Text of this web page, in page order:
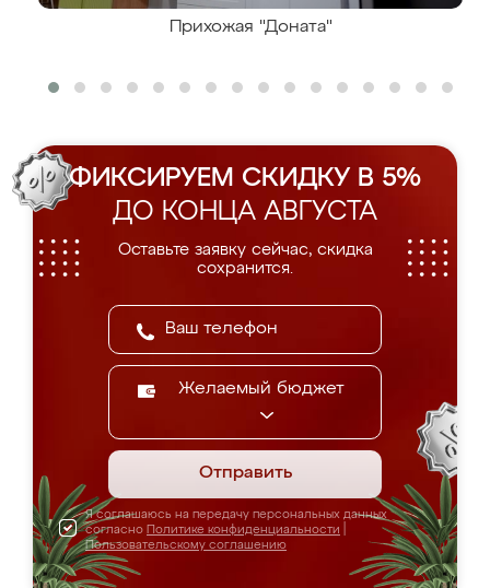
Прихожая "Доната"
ФИКСИРУЕМ СКИДКУ В 5%
ДО КОНЦА АВГУСТА
Оставьте заявку сейчас, скидка
сохранится.
Желаемый бюджет
Отправить
Я соглашаюсь на передачу персональных данных
согласно Политике конфиденциальности
Пользовательскому соглашению